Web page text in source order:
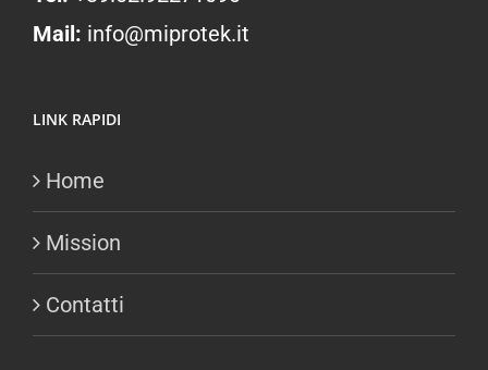
Mail: info@miprotek.it
LINK RAPIDI
Home
Mission
Contatti